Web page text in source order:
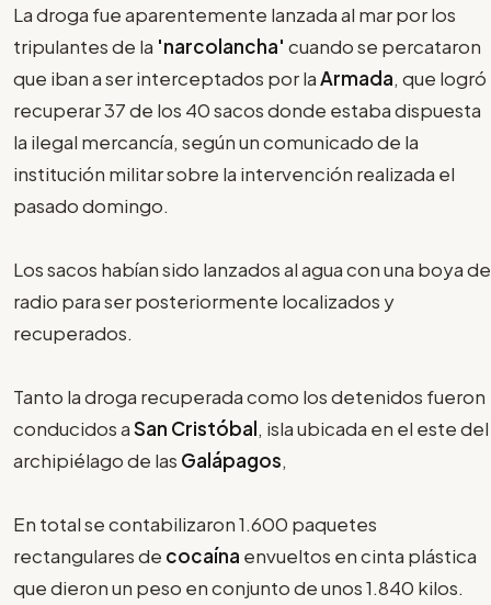
La droga fue aparentemente lanzada al mar por los
tripulantes de la 'narcolancha' cuando se percataron
que iban a ser interceptados por laArmada, que logró
recuperar 37 de los 40 sacos donde estaba dispuesta
la ilegal mercancía, según un comunicado de la
institución militar sobre la intervención realizada el
pasado domingo.
Los sacos habían sido lanzados al agua con una boya de
radio para ser posteriormente localizados y
recuperados.
Tanto la droga recuperada como los detenidos fueron
conducidos aSan Cristóbal, isla ubicada en el este del
archipiélago de las Galápagos,
En total se contabilizaron 1.600 paquetes
rectangulares de cocaína envueltos en cinta plástica
que dieron un peso en conjunto de unos 1.840 kilos.